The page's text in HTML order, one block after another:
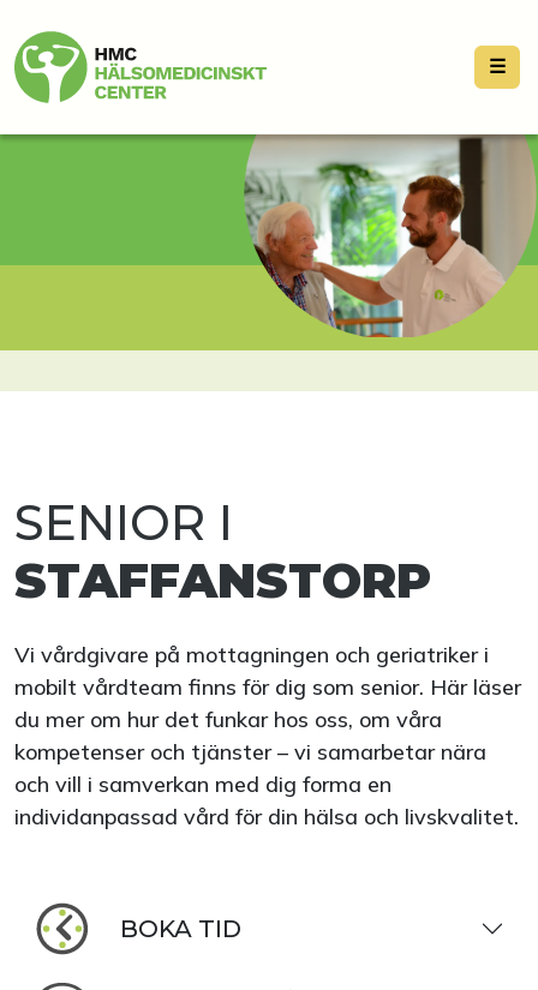
☰
SENIOR I
STAFFANSTORP
Vi vårdgivare på mottagningen och geriatriker i
mobilt vårdteam finns för dig som senior. Här läser
du mer om hur det funkar hos oss, om våra
kompetenser och tjänster – vi samarbetar nära
och vill i samverkan med dig forma en
individanpassad vård för din hälsa och livskvalitet.
BOKA TID